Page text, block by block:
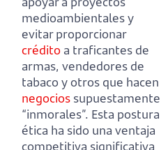
medioambientales y
evitar proporcionar
crédito a traficantes de
armas, vendedores de
tabaco y otros que hacen
negocios supuestamente
“inmorales”. Esta postura
ética ha sido una ventaja
competitiva significativa